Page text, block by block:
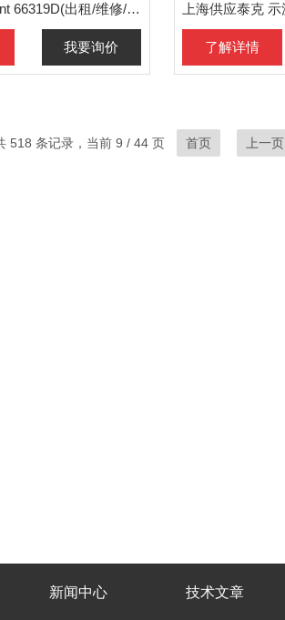
数字电源Agilent 66319D(出租/维修/销售）
我要询价 了解详情
518 条记录，当前 9 / 44 页 首页 上一页
新闻中心 技术文章